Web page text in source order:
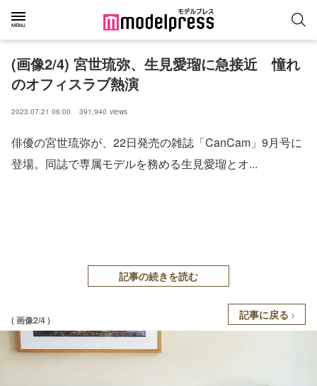
(画像2/4) 宮世琉弥、生見愛瑠に急接近 憧れ
のオフィスラブ熱演
2023.07.21 06:00 391,940 views
俳優の宮世琉弥が、22日発売の雑誌「CanCam」9月号に
登場。同誌で専属モデルを務める生見愛瑠とオ...
記事の続きを読む
( 画像2/4 ) 記事に戻る